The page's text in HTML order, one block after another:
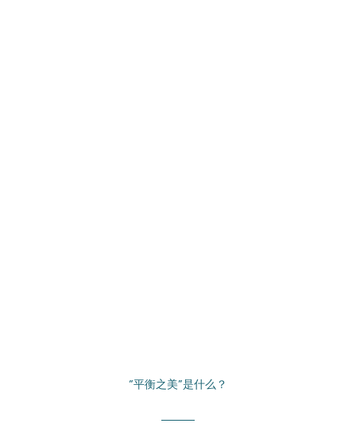
“平衡之美”是什么？